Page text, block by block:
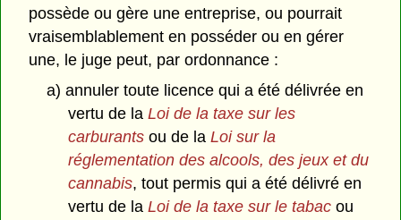
possède ou gère une entreprise, ou pourrait
vraisemblablement en posséder ou en gérer
une, le juge peut, par ordonnance :
a) annuler toute licence qui a été délivrée en
vertu de laLoi de la taxe sur les
carburants ou de laLoi sur la
réglementation des alcools, des jeux et du
cannabis, tout permis qui a été délivré en
vertu de laLoi de la taxe sur le tabac ou